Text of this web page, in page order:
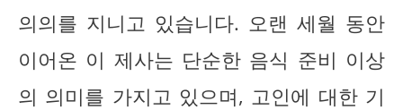
의의를 지니고 있습니다. 오랜 세월 동안
이어온 이 제사는 단순한 음식 준비 이상
의 의미를 가지고 있으며, 고인에 대한 기